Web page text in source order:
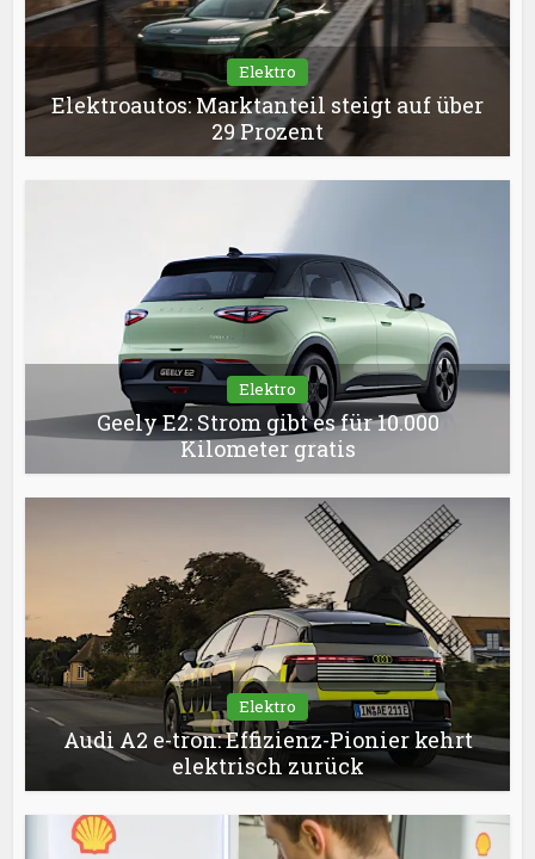
Elektro
Elektroautos: Marktanteil steigt auf über
29 Prozent
Elektro
Geely E2: Strom gibt es für 10.000
Kilometer gratis
Elektro
Audi A2 e-tron: Effizienz-Pionier kehrt
elektrisch zurück